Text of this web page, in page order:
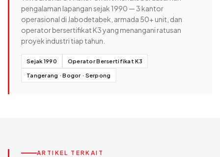
pengalaman lapangan sejak 1990 — 3 kantor
operasional di Jabodetabek, armada 50+ unit, dan
operator bersertifikat K3 yang menangani ratusan
proyek industri tiap tahun.
Sejak 1990 Operator Bersertifikat K3
Tangerang · Bogor · Serpong
ARTIKEL TERKAIT